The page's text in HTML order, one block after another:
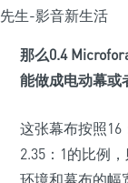
那么0.4
能做成电动幕或
这张幕布按照16
2.35：1的比例
环境和幕布的幅